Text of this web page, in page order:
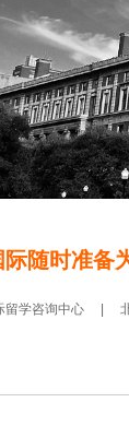
际随时准备
留学咨询中心 |